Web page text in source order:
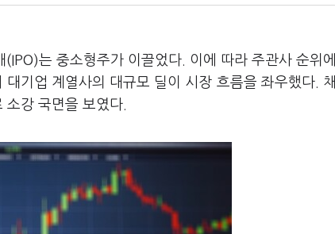
는 중소형주가 이끌었다. 이에 따라 주관사 순위에
기업 계열사의 대규모 딜이 시장 흐름을 좌우했다. 채
강 국면을 보였다.